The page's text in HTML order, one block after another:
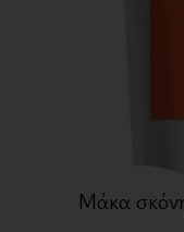
Μάκα